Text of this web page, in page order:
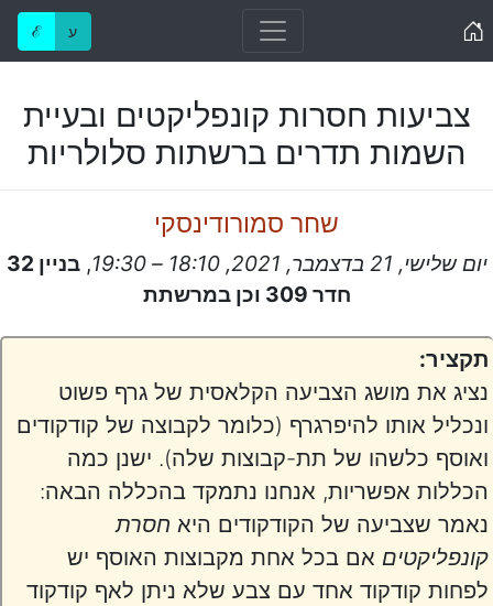
ℰ ע
צביעות חסרות קונפליקטים ובעיית
השמות תדרים ברשתות סלולריות
שחר סמורודינסקי
יום שלישי, 21 בדצמבר, 2021, 18:10 – 19:30 ,
בניין 32
חדר 309 וכן במרשתת
תקציר:
נציג את מושג הצביעה הקלאסית של גרף פשוט
ונכליל אותו להיפרגרף (כלומר לקבוצה של קודקודים
ואוסף כלשהו של תת-קבוצות שלה). ישנן כמה
הכללות אפשריות, אנחנו נתמקד בהכללה הבאה:
נאמר שצביעה של הקודקודים היא חסרת
קונפליקטים אם בכל אחת מקבוצות האוסף יש
לפחות קודקוד אחד עם צבע שלא ניתן לאף קודקוד